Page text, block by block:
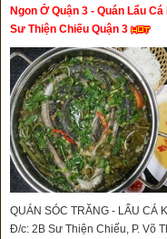
Ngon Ở Quận 3 - Quán Lẩu Cá
Sư Thiện Chiếu Quận 3
QUÁN SÓC TRĂNG - LẨU CÁ
Đ/c: 2B Sư Thiện Chiếu, P. Võ